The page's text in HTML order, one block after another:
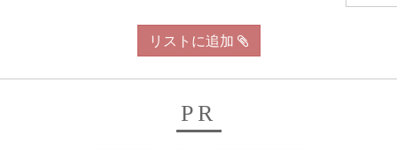
リストに追加
PR